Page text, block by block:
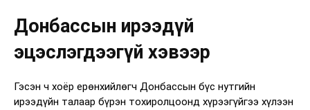
Донбассын ирээдүй
эцэслэгдээгүй хэвээр
Гэсэн ч хоёр ерөнхийлөгч Донбассын бүс нутгийн
ирээдүйн талаар бүрэн тохиролцоонд хүрээгүйгээ хүлээн